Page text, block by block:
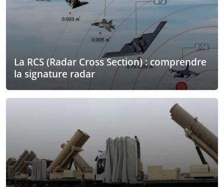
La RCS (Radar Cross Section) : comprendre
la signature radar